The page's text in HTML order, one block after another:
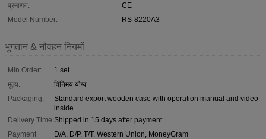
प्रमाणन:
CE
Model Number:
RS-8220A3
भुगतान & नौवहन नियमों
Min Order:
1 set
मूल्य:
विनिमय योग्य
Packaging:
Standard export wooden case with operation manual and video
inside.
Delivery Time:Shipped in 15 days after payment
Payment
D/A, D/P, T/T, Western Union, MoneyGram